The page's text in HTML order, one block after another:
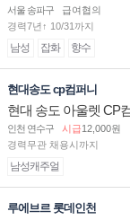
서울 송파구
급여협의
경력7년↑ 10/31까지
남성 잡화 향수
현대송도 cp컴퍼니
현대 송도 아울렛 CP
인천 연수구 시급12,000원
경력무관 채용시까지
남성캐주얼
루에브르 롯데인천